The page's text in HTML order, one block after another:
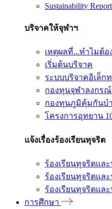
Sustainability Report
บริจาคให้จุฬาฯ
เหตุผลที่...ทำไมต้
เริ่มต้นบริจาค
ระบบบริจาคอิเล็ก
กองทุนจุฬาลงกร
กองทุนภูมิคุ้มกันบำ
โครงการอุทยาน
แจ้งเรื่องร้องเรียนทุจริต
ร้องเรียนทุจริตแล
ร้องเรียนทุจริตแล
ร้องเรียนทุจริตแล
การศึกษา